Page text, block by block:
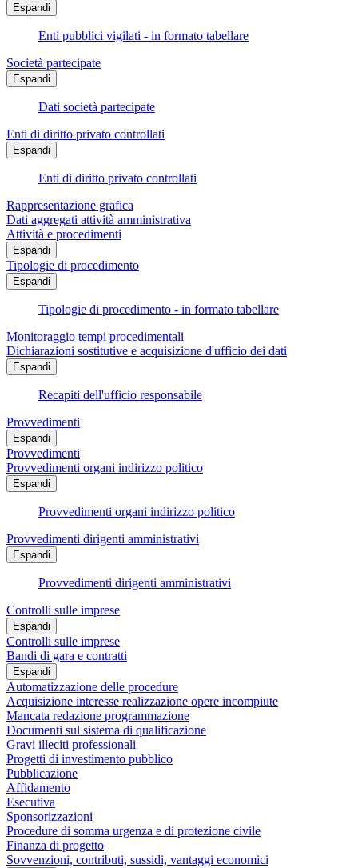
Espandi
Enti pubblici vigilati - in formato tabellare
Società partecipate
Espandi
Dati società partecipate
Enti di diritto privato controllati
Espandi
Enti di diritto privato controllati
Rappresentazione grafica
Dati aggregati attività amministrativa
Attività e procedimenti
Espandi
Tipologie di procedimento
Espandi
Tipologie di procedimento - in formato tabellare
Monitoraggio tempi procedimentali
Dichiarazioni sostitutive e acquisizione d'ufficio dei dati
Espandi
Recapiti dell'ufficio responsabile
Provvedimenti
Espandi
Provvedimenti
Provvedimenti organi indirizzo politico
Espandi
Provvedimenti organi indirizzo politico
Provvedimenti dirigenti amministrativi
Espandi
Provvedimenti dirigenti amministrativi
Controlli sulle imprese
Espandi
Controlli sulle imprese
Bandi di gara e contratti
Espandi
Automatizzazione delle procedure
Acquisizione interesse realizzazione opere incompiute
Mancata redazione programmazione
Documenti sul sistema di qualificazione
Gravi illeciti professionali
Progetti di investimento pubblico
Pubblicazione
Affidamento
Esecutiva
Sponsorizzazioni
Procedure di somma urgenza e di protezione civile
Finanza di progetto
Sovvenzioni, contributi, sussidi, vantaggi economici